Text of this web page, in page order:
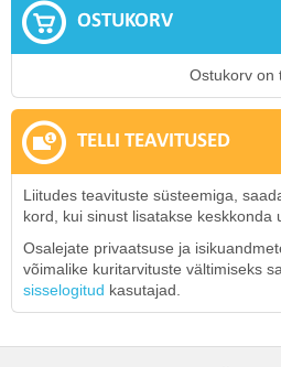
OSTUKORV
Ostukorv on
TELLI TEAVITUSED
Liitudes teavituste süsteemiga,
kord, kui sinust lisatakse keskkonda
Osalejate privaatsuse ja
võimalike kuritarvituste vältimiseks
sisselogitud kasutajad.